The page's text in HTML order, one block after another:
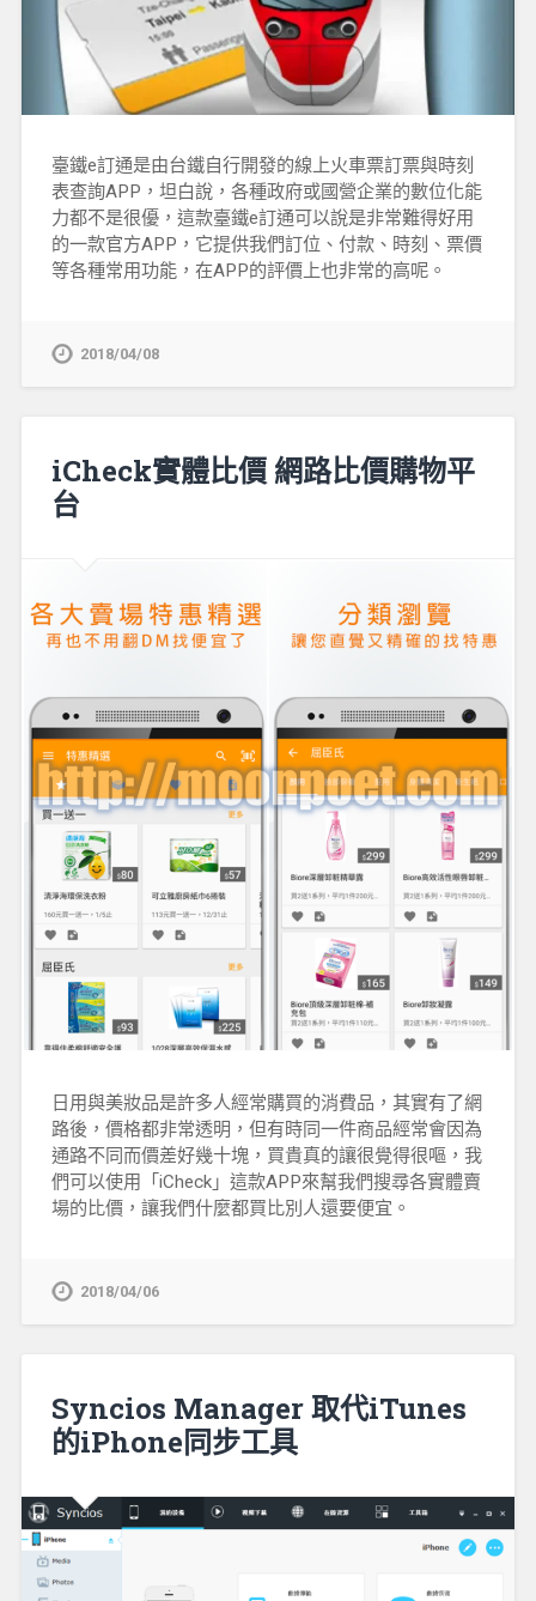
臺鐵e訂通是由台鐵自行開發的線上火車票訂票與時刻
表查詢APP，坦白說，各種政府或國營企業的數位化能
力都不是很優，這款臺鐵e訂通可以說是非常難得好用
的一款官方APP，它提供我們訂位、付款、時刻、票價
等各種常用功能，在APP的評價上也非常的高呢。
2018/04/08
iCheck實體比價 網路比價購物平
台
日用與美妝品是許多人經常購買的消費品，其實有了網
路後，價格都非常透明，但有時同一件商品經常會因為
通路不同而價差好幾十塊，買貴真的讓很覺得很嘔，我
們可以使用「iCheck」這款APP來幫我們搜尋各實體賣
場的比價，讓我們什麼都買比別人還要便宜。
2018/04/06
Syncios Manager 取代iTunes
的iPhone同步工具